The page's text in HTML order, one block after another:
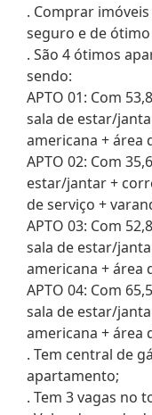
. Comprar
seguro e de
. São 4 ótimos
sendo:
APTO 01: Com
sala de estar/
americana + área
APTO 02: Com
estar/jantar +
de serviço +
APTO 03: Com
sala de estar/
americana + área
APTO 04: Com
sala de estar/
americana + área
. Tem central de
apartamento;
. Tem 3 vagas no